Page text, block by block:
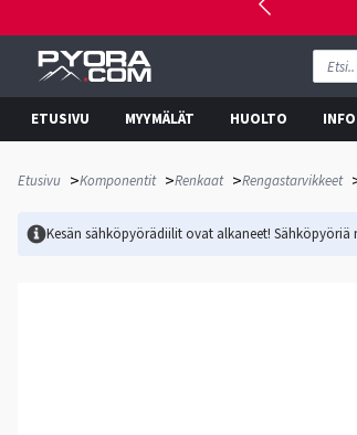
ETUSIVU MYYMÄLÄT HUOLTO INFO
Etusivu >Komponentit >Renkaat >Rengastarvikkeet
Kesän sähköpyörädiilit ovat alkaneet!